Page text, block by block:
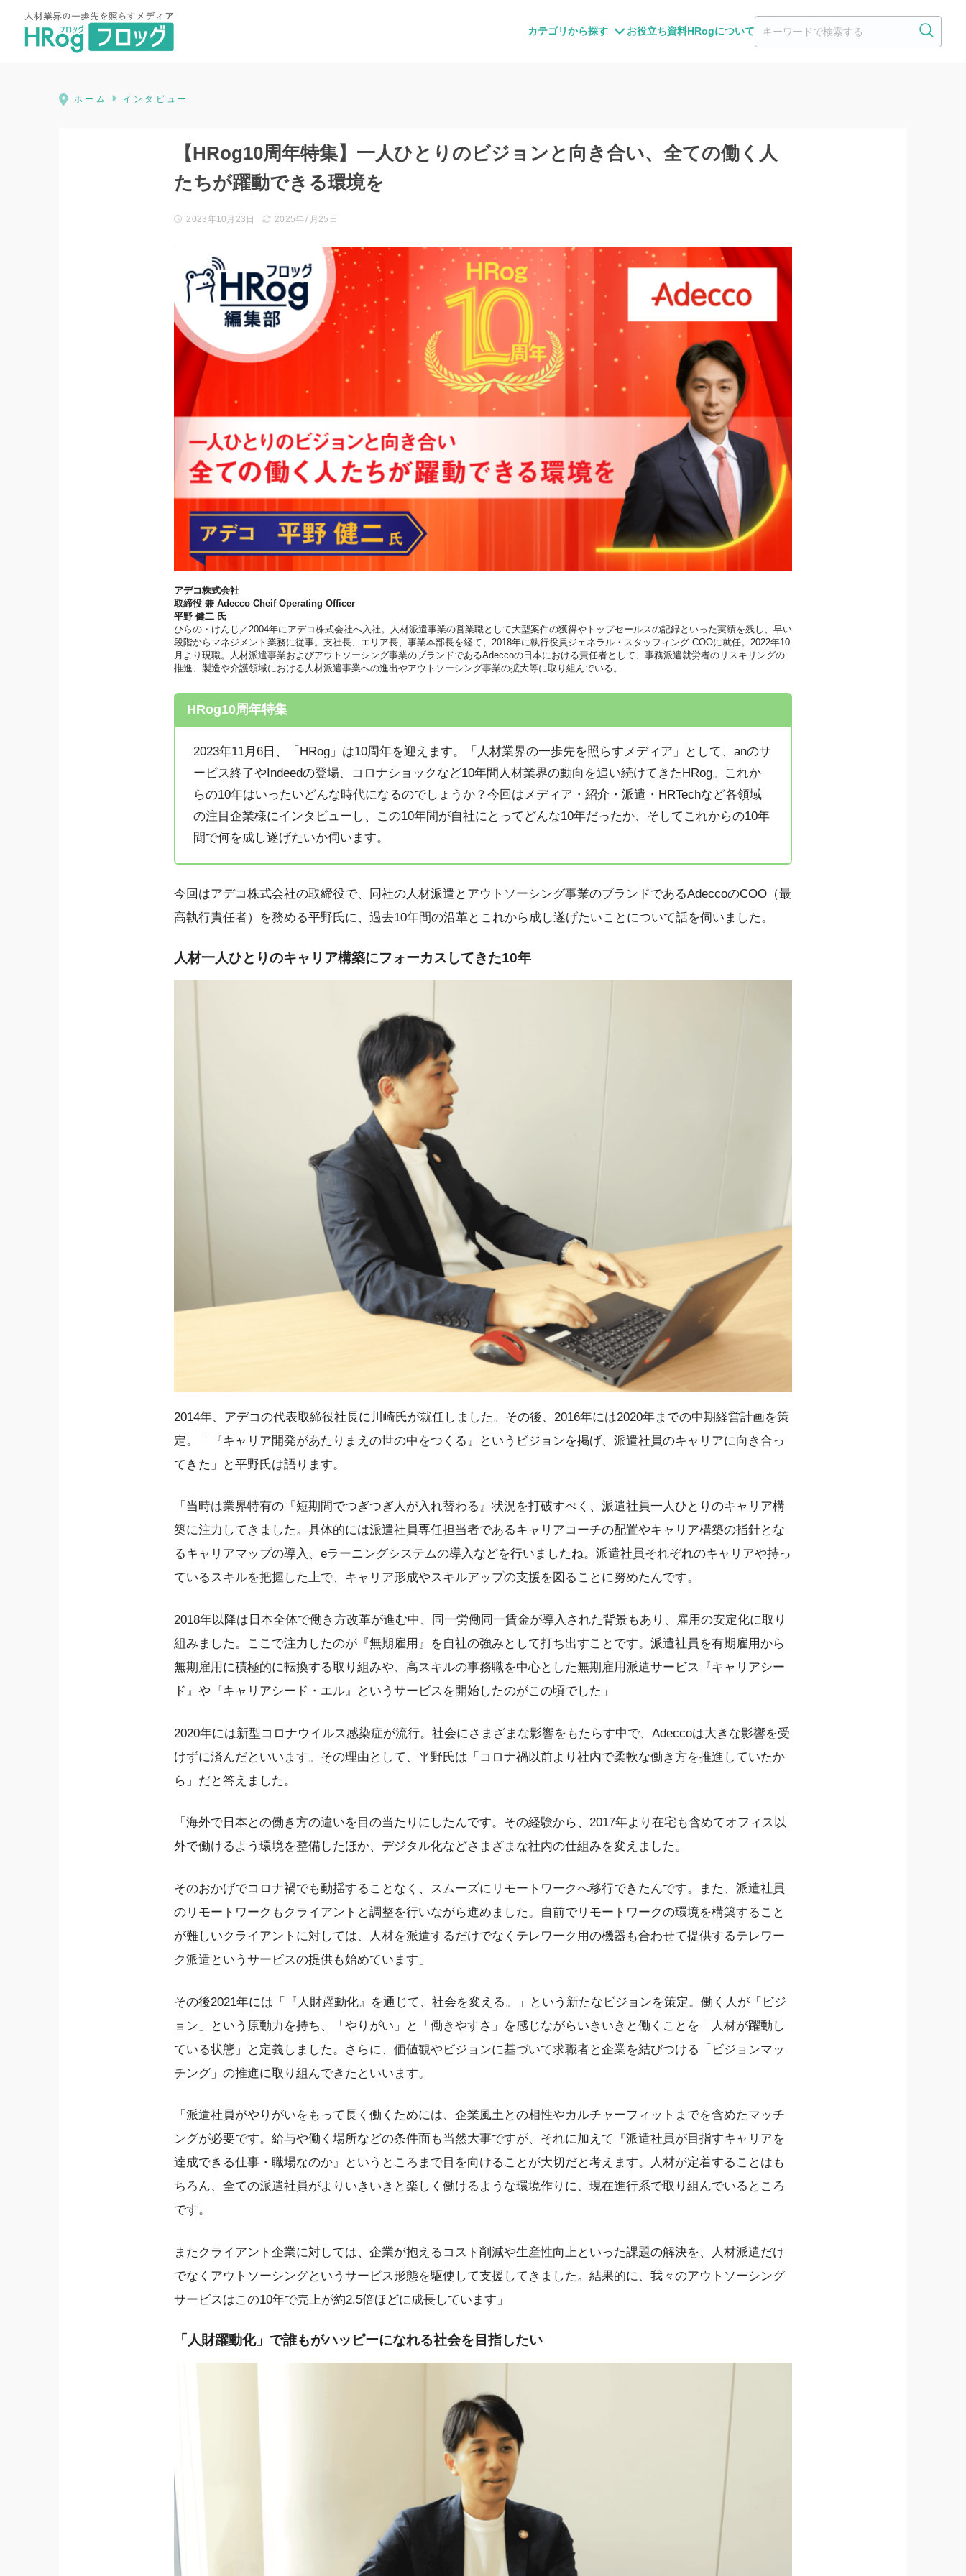
カテゴリから探す お役立ち資料HRogについて
HRog | 人材業界の一歩先を照らすメディア
ホーム インタビュー
【HRog10周年特集】一人ひとりのビジョンと向き合い、全ての働く人
たちが躍動できる環境を
2023年10月23日 2025年7月25日
アデコ株式会社
取締役 兼 Adecco Cheif Operating Officer
平野 健二 氏
ひらの・けんじ／2004年にアデコ株式会社へ入社。人材派遣事業の営業職として大型案件の獲得やトップセールスの記録といった実績を残し、早い
段階からマネジメント業務に従事。支社長、エリア長、事業本部長を経て、2018年に執行役員ジェネラル・スタッフィング COOに就任。2022年10
月より現職。人材派遣事業およびアウトソーシング事業のブランドであるAdeccoの日本における責任者として、事務派遣就労者のリスキリングの
推進、製造や介護領域における人材派遣事業への進出やアウトソーシング事業の拡大等に取り組んでいる。
HRog10周年特集
2023年11月6日、「HRog」は10周年を迎えます。「人材業界の一歩先を照らすメディア」として、anのサ
ービス終了やIndeedの登場、コロナショックなど10年間人材業界の動向を追い続けてきたHRog。これか
らの10年はいったいどんな時代になるのでしょうか？今回はメディア・紹介・派遣・HRTechなど各領域
の注目企業様にインタビューし、この10年間が自社にとってどんな10年だったか、そしてこれからの10年
間で何を成し遂げたいか伺います。
今回はアデコ株式会社の取締役で、同社の人材派遣とアウトソーシング事業のブランドであるAdeccoのCOO（最
高執行責任者）を務める平野氏に、過去10年間の沿革とこれから成し遂げたいことについて話を伺いました。
人材一人ひとりのキャリア構築にフォーカスしてきた10年
2014年、アデコの代表取締役社長に川崎氏が就任しました。その後、2016年には2020年までの中期経営計画を策
定。「『キャリア開発があたりまえの世の中をつくる』というビジョンを掲げ、派遣社員のキャリアに向き合っ
てきた」と平野氏は語ります。
「当時は業界特有の『短期間でつぎつぎ人が入れ替わる』状況を打破すべく、派遣社員一人ひとりのキャリア構
築に注力してきました。具体的には派遣社員専任担当者であるキャリアコーチの配置やキャリア構築の指針とな
るキャリアマップの導入、eラーニングシステムの導入などを行いましたね。派遣社員それぞれのキャリアや持っ
ているスキルを把握した上で、キャリア形成やスキルアップの支援を図ることに努めたんです。
2018年以降は日本全体で働き方改革が進む中、同一労働同一賃金が導入された背景もあり、雇用の安定化に取り
組みました。ここで注力したのが『無期雇用』を自社の強みとして打ち出すことです。派遣社員を有期雇用から
無期雇用に積極的に転換する取り組みや、高スキルの事務職を中心とした無期雇用派遣サービス『キャリアシー
ド』や『キャリアシード・エル』というサービスを開始したのがこの頃でした」
2020年には新型コロナウイルス感染症が流行。社会にさまざまな影響をもたらす中で、Adeccoは大きな影響を受
けずに済んだといいます。その理由として、平野氏は「コロナ禍以前より社内で柔軟な働き方を推進していたか
ら」だと答えました。
「海外で日本との働き方の違いを目の当たりにしたんです。その経験から、2017年より在宅も含めてオフィス以
外で働けるよう環境を整備したほか、デジタル化などさまざまな社内の仕組みを変えました。
そのおかげでコロナ禍でも動揺することなく、スムーズにリモートワークへ移行できたんです。また、派遣社員
のリモートワークもクライアントと調整を行いながら進めました。自前でリモートワークの環境を構築すること
が難しいクライアントに対しては、人材を派遣するだけでなくテレワーク用の機器も合わせて提供するテレワー
ク派遣というサービスの提供も始めています」
その後2021年には「『人財躍動化』を通じて、社会を変える。」という新たなビジョンを策定。働く人が「ビジ
ョン」という原動力を持ち、「やりがい」と「働きやすさ」を感じながらいきいきと働くことを「人材が躍動し
ている状態」と定義しました。さらに、価値観やビジョンに基づいて求職者と企業を結びつける「ビジョンマッ
チング」の推進に取り組んできたといいます。
「派遣社員がやりがいをもって長く働くためには、企業風土との相性やカルチャーフィットまでを含めたマッチ
ングが必要です。給与や働く場所などの条件面も当然大事ですが、それに加えて『派遣社員が目指すキャリアを
達成できる仕事・職場なのか』というところまで目を向けることが大切だと考えます。人材が定着することはも
ちろん、全ての派遣社員がよりいきいきと楽しく働けるような環境作りに、現在進行系で取り組んでいるところ
です。
またクライアント企業に対しては、企業が抱えるコスト削減や生産性向上といった課題の解決を、人材派遣だけ
でなくアウトソーシングというサービス形態を駆使して支援してきました。結果的に、我々のアウトソーシング
サービスはこの10年で売上が約2.5倍ほどに成長しています」
「人財躍動化」で誰もがハッピーになれる社会を目指したい